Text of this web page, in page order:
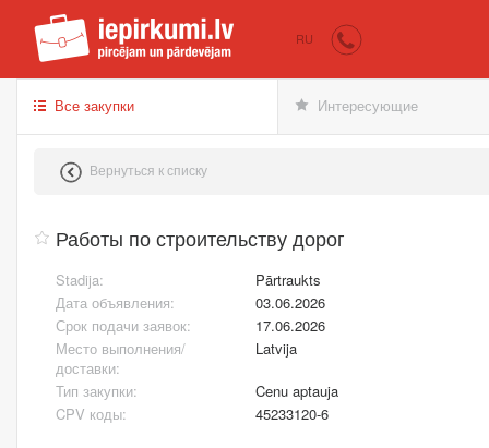
iepirkumi.lv
RU
Все закупки Интересующие
Вернуться к списку
Работы по строительству дорог
Stadija:
Pārtraukts
Дата объявления:
03.06.2026
Срок подачи заявок:
17.06.2026
Место выполнения/
доставки:
Latvija
Тип закупки:
Cenu aptauja
CPV коды:
45233120-6